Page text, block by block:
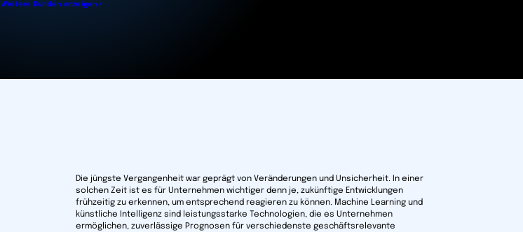
Weitere Kunden anzeigen
Die jüngste Vergangenheit war geprägt von Veränderungen und Unsicherheit. In einer
solchen Zeit ist es für Unternehmen wichtiger denn je, zukünftige Entwicklungen
frühzeitig zu erkennen, um entsprechend reagieren zu können. Machine Learning und
künstliche Intelligenz sind leistungsstarke Technologien, die es Unternehmen
ermöglichen, zuverlässige Prognosen für verschiedenste geschäftsrelevante